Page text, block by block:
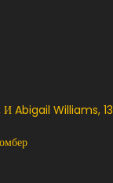
Abigail Williams, 13